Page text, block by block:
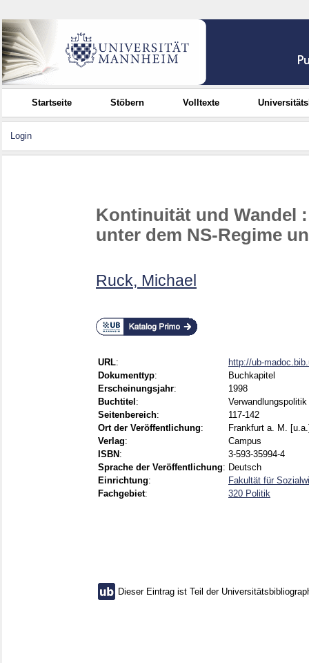
Startseite Stöbern Volltexte
Login
Kontinuität und Wandel
unter dem NS-Regime
Ruck, Michael
URL:
http://ub-
Dokumenttyp:
Buchkapitel
Erscheinungsjahr:
1998
Buchtitel :
Seitenbereich:
117-142
Ort der Veröffentlichung:
Frankfurt a. M.
Verlag:
Campus
ISBN :
3-593-35994-4
Sprache der Veröffentlichung: Deutsch
Einrichtung:
Fakultät für
Fachgebiet: 320 Politik
Dieser Eintrag ist Teil der